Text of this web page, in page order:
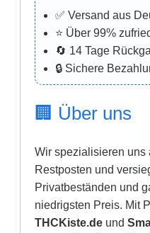
✅ Versand aus
⭐ Über 99%
🔄 14 Tage
🔒 Sichere
🏢 Über uns
Wir spezialisieren uns
Restposten und
Privatbeständen und
niedrigsten Preis. Mit
THCKiste.de und